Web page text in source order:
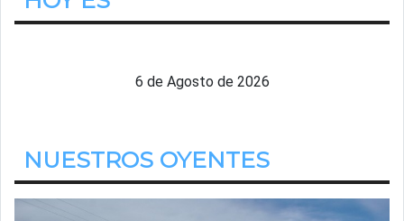
6 de Agosto de 2026
NUESTROS OYENTES